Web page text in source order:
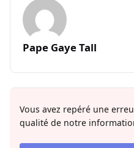
Pape Gaye Tall
Vous avez repéré une
qualité de notre